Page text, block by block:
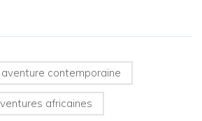
aventure contemporaine
africaines